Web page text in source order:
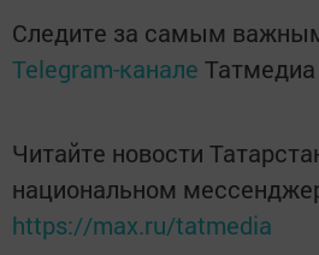
Следите за самым
Telegram-канале Татмедиа
Читайте новости
национальном
https://max.ru/tatmedia